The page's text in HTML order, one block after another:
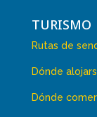
TURISMO
Rutas de
Dónde
Dónde comer